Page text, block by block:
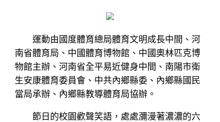
運動由國度體育總局體育文明成長中間、河
南省體育局、中國體育博物館、中國奧林匹克博
物館主辦、河南省全平易近健身中間、南陽市衛
生安康體育委員會、中共內鄉縣委、內鄉縣國民
當局承辦、內鄉縣教導體育局協辦。
節日的校園歡聲笑語，處處瀰漫著濃濃的六